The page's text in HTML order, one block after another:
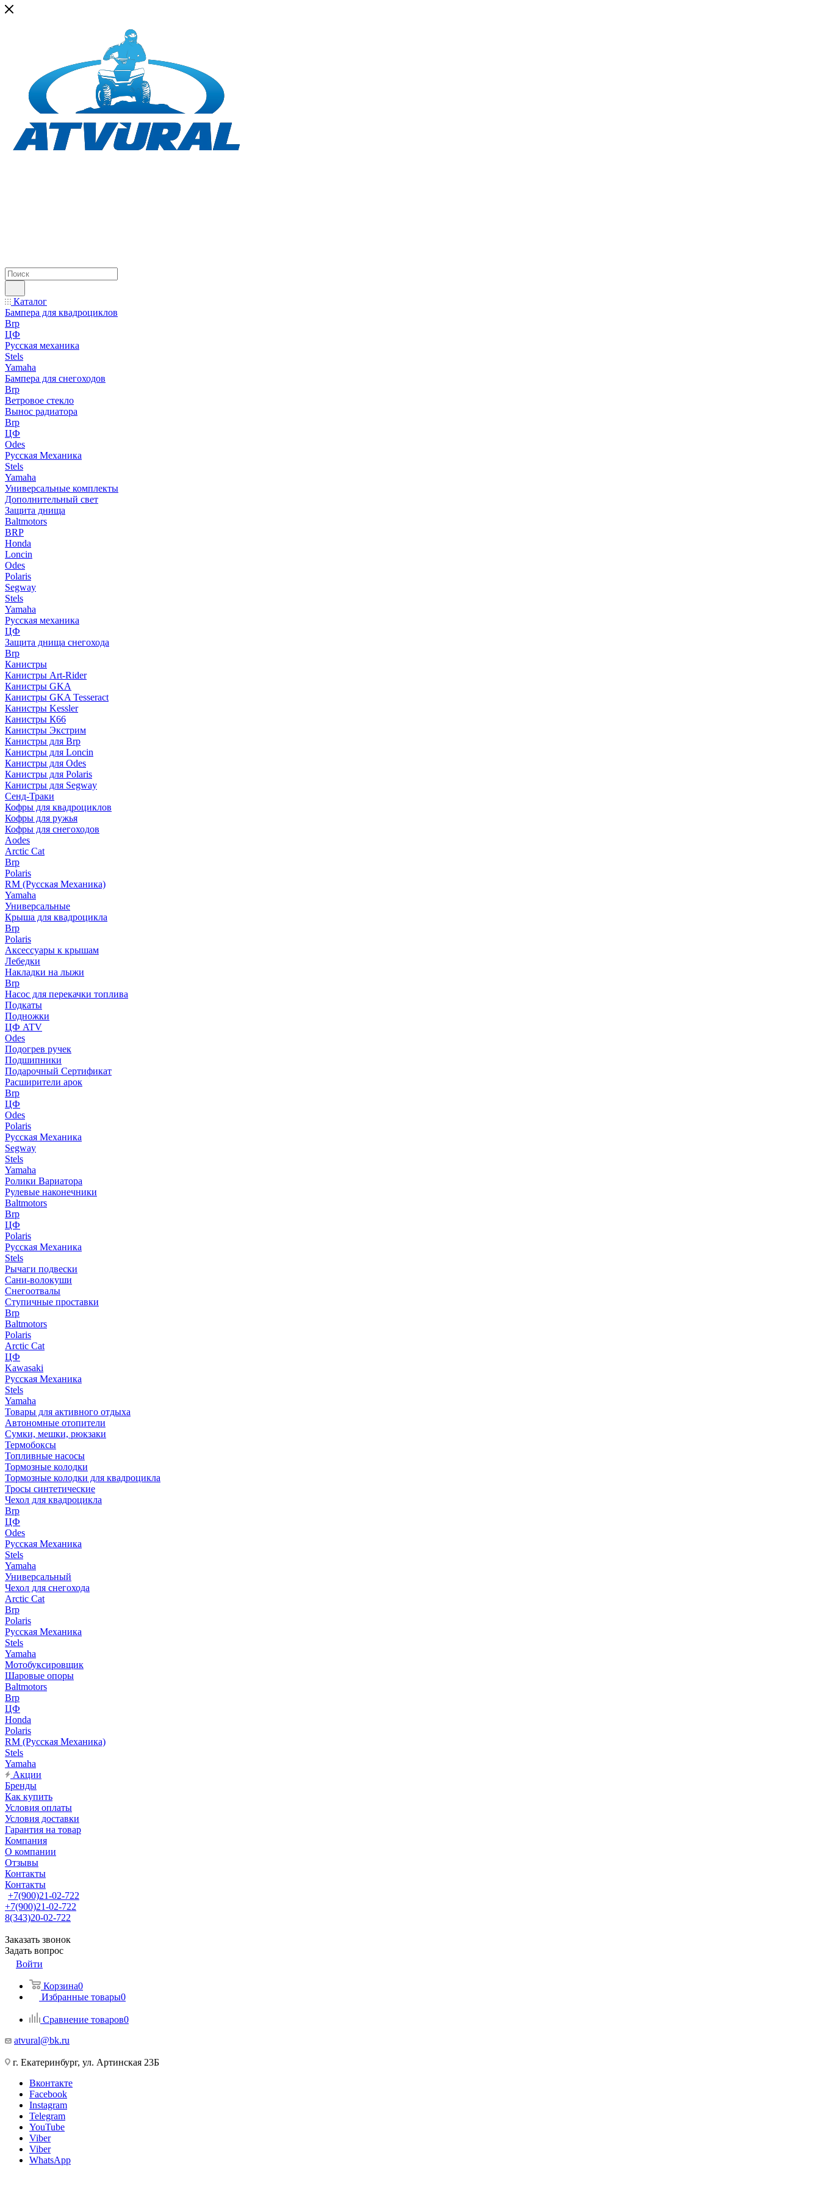
Каталог
Бампера для квадроциклов
Brp
ЦФ
Русская механика
Stels
Yamaha
Бампера для снегоходов
Brp
Ветровое стекло
Вынос радиатора
Brp
ЦФ
Odes
Русская Механика
Stels
Yamaha
Универсальные комплекты
Дополнительный свет
Защита днища
Baltmotors
BRP
Honda
Loncin
Odes
Polaris
Segway
Stels
Yamaha
Русская механика
ЦФ
Защита днища снегохода
Brp
Канистры
Канистры Art-Rider
Канистры GKA
Канистры GKA Tesseract
Канистры Kessler
Канистры К66
Канистры Экстрим
Канистры для Brp
Канистры для Loncin
Канистры для Odes
Канистры для Polaris
Канистры для Segway
Сенд-Траки
Кофры для квадроциклов
Кофры для ружья
Кофры для снегоходов
Aodes
Arctic Cat
Brp
Polaris
RM (Русская Механика)
Yamaha
Универсальные
Крыша для квадроцикла
Brp
Polaris
Аксессуары к крышам
Лебедки
Накладки на лыжи
Brp
Насос для перекачки топлива
Подкаты
Подножки
ЦФ ATV
Odes
Подогрев ручек
Подшипники
Подарочный Сертификат
Расширители арок
Brp
ЦФ
Odes
Polaris
Русская Механика
Segway
Stels
Yamaha
Ролики Вариатора
Рулевые наконечники
Baltmotors
Brp
ЦФ
Polaris
Русская Механика
Stels
Рычаги подвески
Сани-волокуши
Снегоотвалы
Ступичные проставки
Brp
Baltmotors
Polaris
Arctic Cat
ЦФ
Kawasaki
Русская Механика
Stels
Yamaha
Товары для активного отдыха
Автономные отопители
Сумки, мешки, рюкзаки
Термобоксы
Топливные насосы
Тормозные колодки
Тормозные колодки для квадроцикла
Тросы синтетические
Чехол для квадроцикла
Brp
ЦФ
Odes
Русская Механика
Stels
Yamaha
Универсальный
Чехол для снегохода
Arctic Cat
Brp
Polaris
Русская Механика
Stels
Yamaha
Мотобуксировщик
Шаровые опоры
Baltmotors
Brp
ЦФ
Honda
Polaris
RM (Русская Механика)
Stels
Yamaha
Акции
Бренды
Как купить
Условия оплаты
Условия доставки
Гарантия на товар
Компания
О компании
Отзывы
Контакты
Контакты
+7(900)21-02-722
+7(900)21-02-722
8(343)20-02-722
Заказать звонок
Задать вопрос
Войти
Корзина0
Избранные товары0
Сравнение товаров0
atvural@bk.ru
г. Екатеринбург, ул. Артинская 23Б
Вконтакте
Facebook
Instagram
Telegram
YouTube
Viber
Viber
WhatsApp